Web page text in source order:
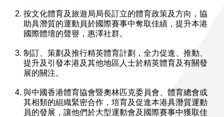
按文化體育及旅遊局局長訂立的體育政策及方向，協
助具潛質的運動員於國際賽事中奪取佳績，提升本港
國際體壇的聲譽，惠澤社群。
制訂、策劃及推行精英體育計劃，全力促進、推動、
提升及引發本港及其他地區人士於精英體育及有關發
展的關注。
與中國香港體育協會暨奧林匹克委員會、體育總會或
其相類的組織緊密合作，培育及促進本港具潛質運動
員的發展，讓他們於大型運動會及國際賽事中獲取佳